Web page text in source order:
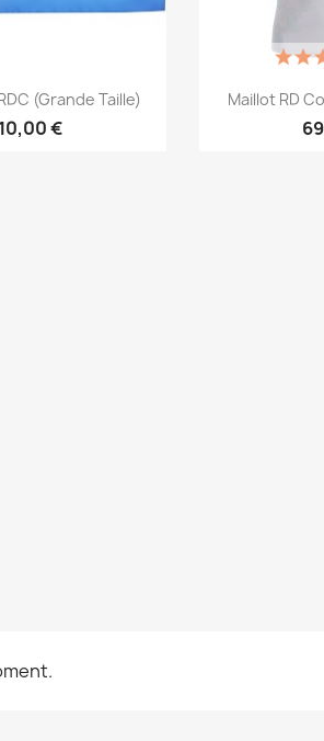
rapide
(Grande Taille)
10,00 €

Maillot RD